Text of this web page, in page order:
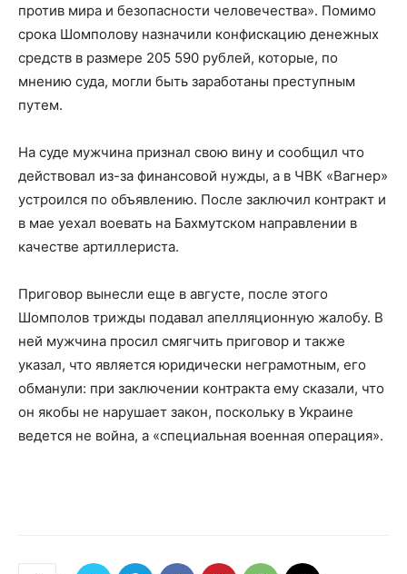
против мира и безопасности человечества». Помимо
срока Шомполову назначили конфискацию денежных
средств в размере 205 590 рублей, которые, по
мнению суда, могли быть заработаны преступным
путем.
На суде мужчина признал свою вину и сообщил что
действовал из-за финансовой нужды, а в ЧВК «Вагнер»
устроился по объявлению. После заключил контракт и
в мае уехал воевать на Бахмутском направлении в
качестве артиллериста.
Приговор вынесли еще в августе, после этого
Шомполов трижды подавал апелляционную жалобу. В
ней мужчина просил смягчить приговор и также
указал, что является юридически неграмотным, его
обманули: при заключении контракта ему сказали, что
он якобы не нарушает закон, поскольку в Украине
ведется не война, а «специальная военная операция».